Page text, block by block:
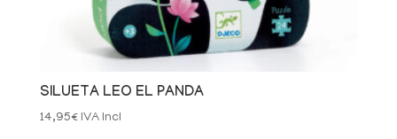
SILUETA LEO EL PANDA
14,95€ IVA Incl